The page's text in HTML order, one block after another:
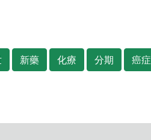
新藥 化療 分期
癌症